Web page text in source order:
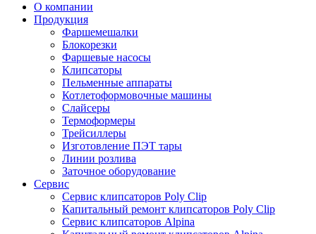
О компании
Продукция
Фаршемешалки
Блокорезки
Фаршевые насосы
Клипсаторы
Пельменные аппараты
Котлетоформовочные машины
Слайсеры
Термоформеры
Трейсиллеры
Изготовление ПЭТ тары
Линии розлива
Заточное оборудование
Сервис
Сервис клипсаторов Poly Clip
Капитальный ремонт клипсаторов Poly Clip
Сервис клипсаторов Alpina